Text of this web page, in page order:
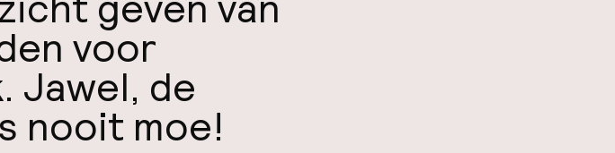
voor
Jawel, de
nooit moe!